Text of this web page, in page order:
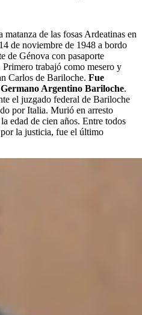
de las fosas Ardeatinas en
de noviembre de 1948 a bordo
de Génova con pasaporte
trabajó como mesero y
Carlos de Bariloche. Fue
Argentino Bariloche.
el juzgado federal de Bariloche
por Italia. Murió en arresto
edad de cien años. Entre todos
la justicia, fue el último